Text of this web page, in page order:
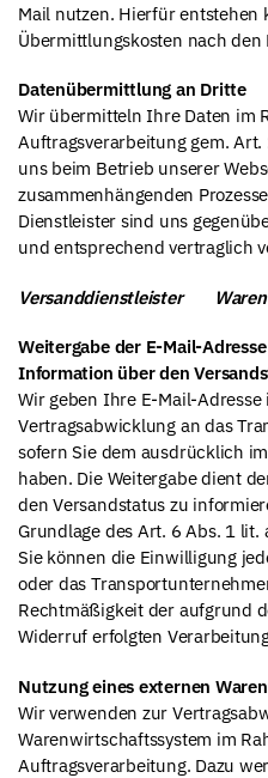
Mail nutzen. Hierfür entstehen
Übermittlungskosten nach den
Datenübermittlung an Dritte
Wir übermitteln Ihre Daten im
Auftragsverarbeitung gem. Art.
uns beim Betrieb unserer
zusammenhängenden
Dienstleister sind uns
und entsprechend vertraglich
Versanddienstleister
Weitergabe der E-Mail-
Information über den
Wir geben Ihre E-Mail-Adresse
Vertragsabwicklung an das
sofern Sie dem ausdrücklich
haben. Die Weitergabe dient
den Versandstatus zu
Grundlage des Art. 6 Abs. 1
Sie können die Einwilligung
oder das
Rechtmäßigkeit der aufgrund
Widerruf erfolgten
Nutzung eines externen
Wir verwenden zur
Warenwirtschaftssystem im
Auftragsverarbeitung. Dazu